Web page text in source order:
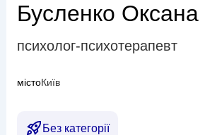
Бусленко Оксана
психолог-психотерапевт
містоКиїв
Без категорії